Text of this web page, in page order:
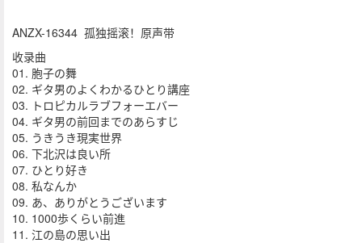
ANZX-16344 孤独摇滚！原声带
收录曲
01. 胞子の舞
02. ギタ男のよくわかるひとり講座
03. トロピカルラブフォーエバー
04. ギタ男の前回までのあらすじ
05. うきうき現実世界
06. 下北沢は良い所
07. ひとり好き
08. 私なんか
09. あ、ありがとうございます
10. 1000歩くらい前進
11. 江の島の思い出